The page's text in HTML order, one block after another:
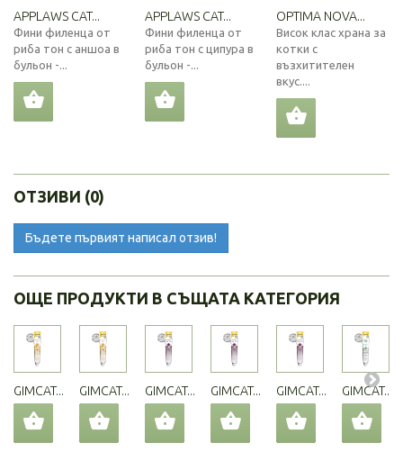
APPLAWS CAT...
Фини филенца от
риба тон с аншоа в
бульон -...
APPLAWS CAT...
Фини филенца от
риба тон с ципура в
бульон -...
OPTIMA NOVA...
Висок клас храна за
котки с
възхитителен
вкус....
ОТЗИВИ (0)
Бъдете първият написал отзив!
ОЩЕ ПРОДУКТИ В СЪЩАТА КАТЕГОРИЯ
GIMCAT... GIMCAT... GIMCAT... GIMCAT... GIMCAT... GIMCAT...